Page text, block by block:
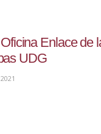
Enlace de
UDG